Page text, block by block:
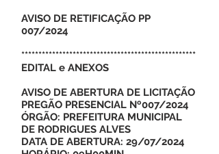
AVISO DE RETIFICAÇÃO PP
007/2024
***************************************************
EDITAL e ANEXOS
AVISO DE ABERTURA DE LICITAÇÃO
PREGÃO PRESENCIAL Nº007/2024
ÓRGÃO: PREFEITURA MUNICIPAL
DE RODRIGUES ALVES
DATA DE ABERTURA: 29/07/2024